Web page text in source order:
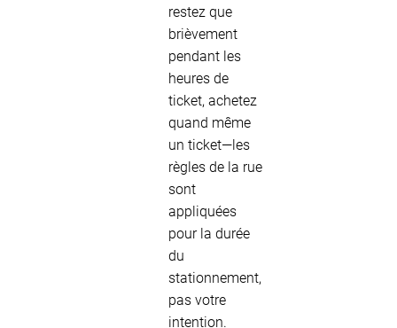
restez que
brièvement
pendant les
heures de
ticket, achetez
quand même
un ticket—les
règles de la rue
sont
appliquées
pour la durée
du
stationnement,
pas votre
intention.